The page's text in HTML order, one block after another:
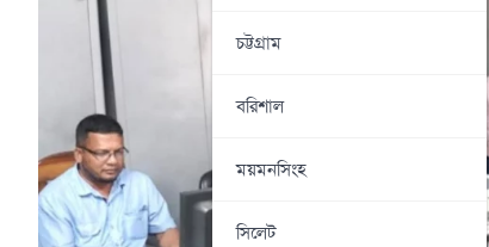
চট্টগ্রাম
বরিশাল
ময়মনসিংহ
সিলেট